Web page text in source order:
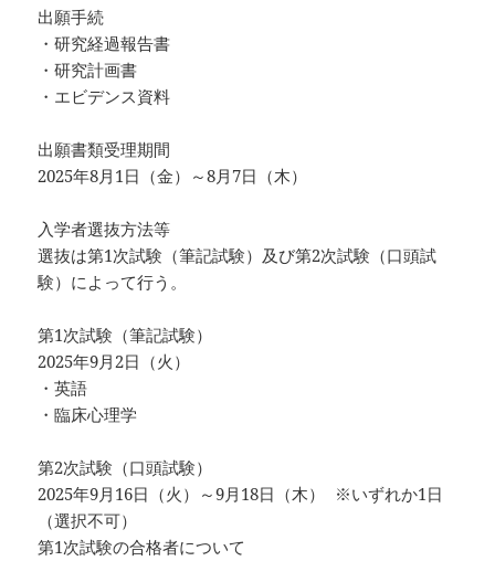
出願手続
・研究経過報告書
・研究計画書
・エビデンス資料
出願書類受理期間
2025年8月1日（金）～8月7日（木）
入学者選抜方法等
選抜は第1次試験（筆記試験）及び第2次試験（口頭試
験）によって行う。
第1次試験（筆記試験）
2025年9月2日（火）
・英語
・臨床心理学
第2次試験（口頭試験）
2025年9月16日（火）～9月18日（木） ※いずれか1日
（選択不可）
第1次試験の合格者について